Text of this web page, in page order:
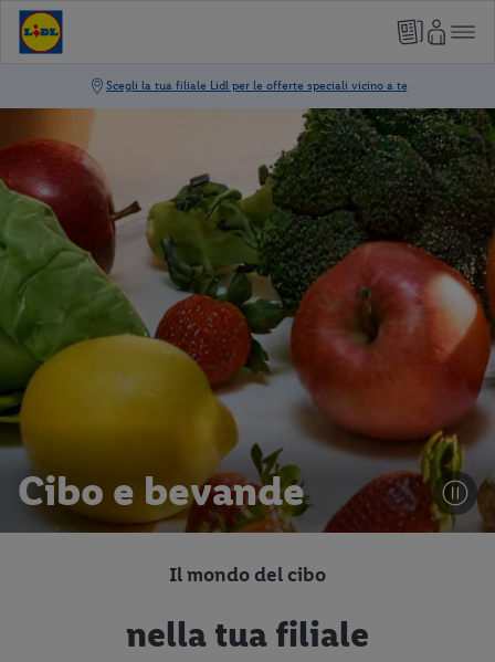
Cibo e bevande
Il mondo del cibo
nella tua filiale